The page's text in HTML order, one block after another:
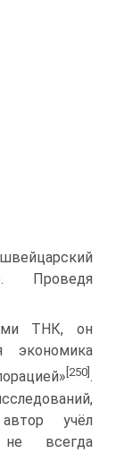
Проведя
ТНК, он
экономика
[250] .
учёл
не всегда